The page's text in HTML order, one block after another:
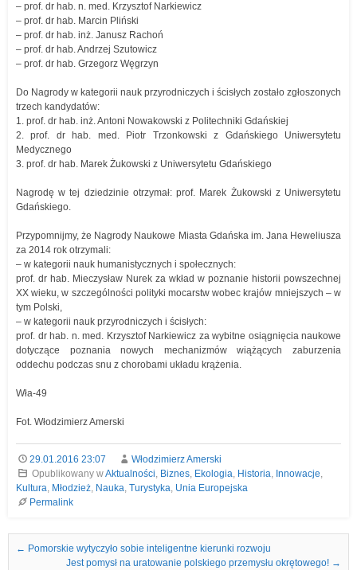
– prof. dr hab. n. med. Krzysztof Narkiewicz
– prof. dr hab. Marcin Pliński
– prof. dr hab. inż. Janusz Rachoń
– prof. dr hab. Andrzej Szutowicz
– prof. dr hab. Grzegorz Węgrzyn
Do Nagrody w kategorii nauk przyrodniczych i ścisłych zostało zgłoszonych
trzech kandydatów:
1. prof. dr hab. inż. Antoni Nowakowski z Politechniki Gdańskiej
2. prof. dr hab. med. Piotr Trzonkowski z Gdańskiego Uniwersytetu
Medycznego
3. prof. dr hab. Marek Żukowski z Uniwersytetu Gdańskiego
Nagrodę w tej dziedzinie otrzymał: prof. Marek Żukowski z Uniwersytetu
Gdańskiego.
Przypomnijmy, że Nagrody Naukowe Miasta Gdańska im. Jana Heweliusza
za 2014 rok otrzymali:
– w kategorii nauk humanistycznych i społecznych:
prof. dr hab. Mieczysław Nurek za wkład w poznanie historii powszechnej
XX wieku, w szczególności polityki mocarstw wobec krajów mniejszych – w
tym Polski,
– w kategorii nauk przyrodniczych i ścisłych:
prof. dr hab. n. med. Krzysztof Narkiewicz za wybitne osiągnięcia naukowe
dotyczące poznania nowych mechanizmów wiążących zaburzenia
oddechu podczas snu z chorobami układu krążenia.
Wła-49
Fot. Włodzimierz Amerski
29.01.2016 23:07
Włodzimierz Amerski
Opublikowany wAktualności, Biznes, Ekologia, Historia, Innowacje,
Kultura, Młodzież, Nauka, Turystyka, Unia Europejska
Permalink
Nawigacja we wpisach
← Pomorskie wytyczyło sobie inteligentne kierunki rozwoju
Jest pomysł na uratowanie polskiego przemysłu okrętowego! →